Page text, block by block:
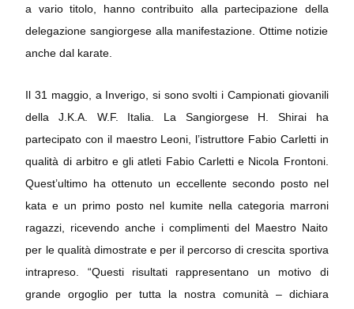
a vario titolo, hanno contribuito alla partecipazione della
delegazione sangiorgese alla manifestazione. Ottime notizie
anche dal karate.
Il 31 maggio, a Inverigo, si sono svolti i Campionati giovanili
della J.K.A. W.F. Italia. La Sangiorgese H. Shirai ha
partecipato con il maestro Leoni, l’istruttore Fabio Carletti in
qualità di arbitro e gli atleti Fabio Carletti e Nicola Frontoni.
Quest’ultimo ha ottenuto un eccellente secondo posto nel
kata e un primo posto nel kumite nella categoria marroni
ragazzi, ricevendo anche i complimenti del Maestro Naito
per le qualità dimostrate e per il percorso di crescita sportiva
intrapreso. “Questi risultati rappresentano un motivo di
grande orgoglio per tutta la nostra comunità – dichiara